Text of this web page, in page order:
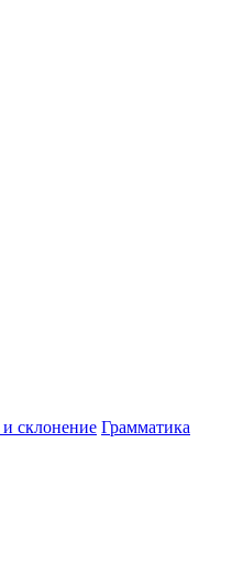
и склонение Грамматика